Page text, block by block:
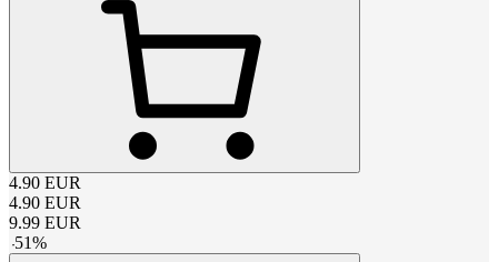
4.90 EUR
4.90 EUR
9.99 EUR
-51%